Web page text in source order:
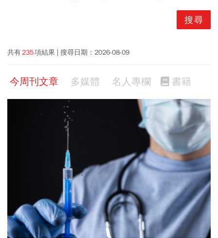
共有235項結果 搜尋日期： 2026-08-09
今周刊文章 多媒體 名人專欄 書籍